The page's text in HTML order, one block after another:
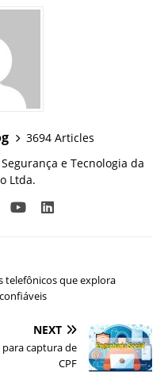
3694 Articles
e Tecnologia da
Ltda.
telefônicos que explora
NEXT
captura de
CPF